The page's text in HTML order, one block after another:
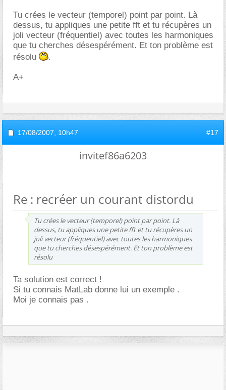
Tu crées le vecteur (temporel) point par point. Là
dessus, tu appliques une petite fft et tu récupères un
joli vecteur (fréquentiel) avec toutes les harmoniques
que tu cherches désespérément. Et ton problème est
résolu
.
A+
17/08/2007, 10h47 #17
invitef86a6203
Re : recréer un courant distordu
Tu crées le vecteur (temporel) point par point. Là
dessus, tu appliques une petite fft et tu récupères un
joli vecteur (fréquentiel) avec toutes les harmoniques
que tu cherches désespérément. Et ton problème est
résolu
Ta solution est correct !
Si tu connais MatLab donne lui un exemple .
Moi je connais pas .